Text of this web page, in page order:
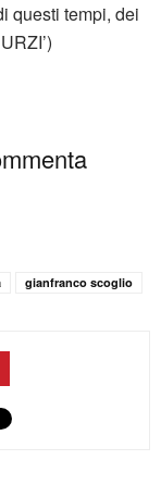
questi tempi, dei
gianfranco scoglio